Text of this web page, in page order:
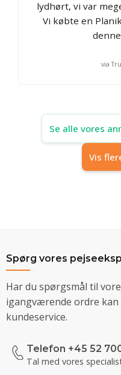
lydhørt, vi var
Vi købte en
via
Se alle vores
Vis
Spørg vores
Har du spørgsmål til
igangværende ordre
kundeservice.
Telefon +45 52
Tal med vores